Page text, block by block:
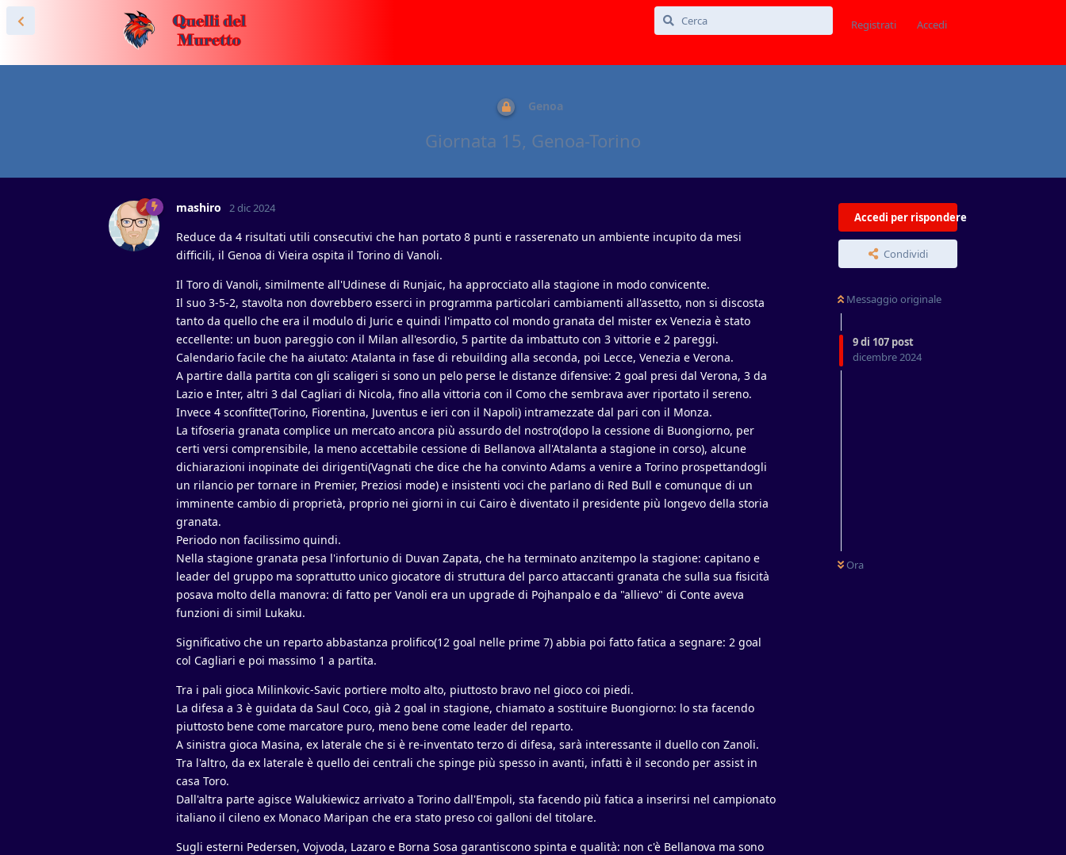
Registrati Accedi
Genoa
Giornata 15, Genoa-Torino
Accedi per rispondere
Condividi
Messaggio originale
9di 107 post
dicembre 2024
Ora
mashiro 2 dic 2024
Reduce da 4 risultati utili consecutivi che han portato 8 punti e rasserenato un ambiente incupito da mesi
difficili, il Genoa di Vieira ospita il Torino di Vanoli.
Il Toro di Vanoli, similmente all'Udinese di Runjaic, ha approcciato alla stagione in modo convicente.
Il suo 3-5-2, stavolta non dovrebbero esserci in programma particolari cambiamenti all'assetto, non si discosta
tanto da quello che era il modulo di Juric e quindi l'impatto col mondo granata del mister ex Venezia è stato
eccellente: un buon pareggio con il Milan all'esordio, 5 partite da imbattuto con 3 vittorie e 2 pareggi.
Calendario facile che ha aiutato: Atalanta in fase di rebuilding alla seconda, poi Lecce, Venezia e Verona.
A partire dalla partita con gli scaligeri si sono un pelo perse le distanze difensive: 2 goal presi dal Verona, 3 da
Lazio e Inter, altri 3 dal Cagliari di Nicola, fino alla vittoria con il Como che sembrava aver riportato il sereno.
Invece 4 sconfitte(Torino, Fiorentina, Juventus e ieri con il Napoli) intramezzate dal pari con il Monza.
La tifoseria granata complice un mercato ancora più assurdo del nostro(dopo la cessione di Buongiorno, per
certi versi comprensibile, la meno accettabile cessione di Bellanova all'Atalanta a stagione in corso), alcune
dichiarazioni inopinate dei dirigenti(Vagnati che dice che ha convinto Adams a venire a Torino prospettandogli
un rilancio per tornare in Premier, Preziosi mode) e insistenti voci che parlano di Red Bull e comunque di un
imminente cambio di proprietà, proprio nei giorni in cui Cairo è diventato il presidente più longevo della storia
granata.
Periodo non facilissimo quindi.
Nella stagione granata pesa l'infortunio di Duvan Zapata, che ha terminato anzitempo la stagione: capitano e
leader del gruppo ma soprattutto unico giocatore di struttura del parco attaccanti granata che sulla sua fisicità
posava molto della manovra: di fatto per Vanoli era un upgrade di Pojhanpalo e da "allievo" di Conte aveva
funzioni di simil Lukaku.
Significativo che un reparto abbastanza prolifico(12 goal nelle prime 7) abbia poi fatto fatica a segnare: 2 goal
col Cagliari e poi massimo 1 a partita.
Tra i pali gioca Milinkovic-Savic portiere molto alto, piuttosto bravo nel gioco coi piedi.
La difesa a 3 è guidata da Saul Coco, già 2 goal in stagione, chiamato a sostituire Buongiorno: lo sta facendo
piuttosto bene come marcatore puro, meno bene come leader del reparto.
A sinistra gioca Masina, ex laterale che si è re-inventato terzo di difesa, sarà interessante il duello con Zanoli.
Tra l'altro, da ex laterale è quello dei centrali che spinge più spesso in avanti, infatti è il secondo per assist in
casa Toro.
Dall'altra parte agisce Walukiewicz arrivato a Torino dall'Empoli, sta facendo più fatica a inserirsi nel campionato
italiano il cileno ex Monaco Maripan che era stato preso coi galloni del titolare.
Sugli esterni Pedersen, Vojvoda, Lazaro e Borna Sosa garantiscono spinta e qualità: non c'è Bellanova ma sono